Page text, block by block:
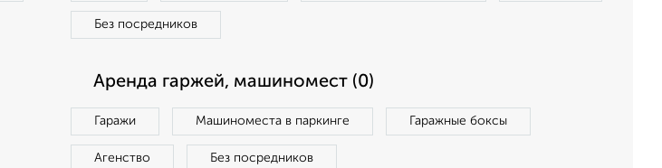
Без посредников
Аренда гаржей, машиномест (0)
Гаражи Машиноместа в паркинге Гаражные боксы
Агенство Без посредников